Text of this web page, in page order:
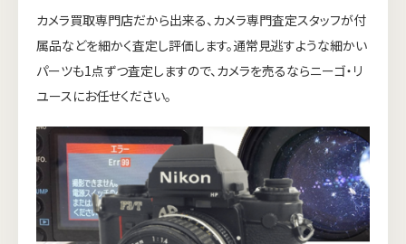
カメラ買取専門店だから出来る、カメラ専門査定スタッフが付
属品などを細かく査定し評価します。通常見逃すような細かい
パーツも1点ずつ査定しますので、カメラを売るならニーゴ・リ
ユースにお任せください。